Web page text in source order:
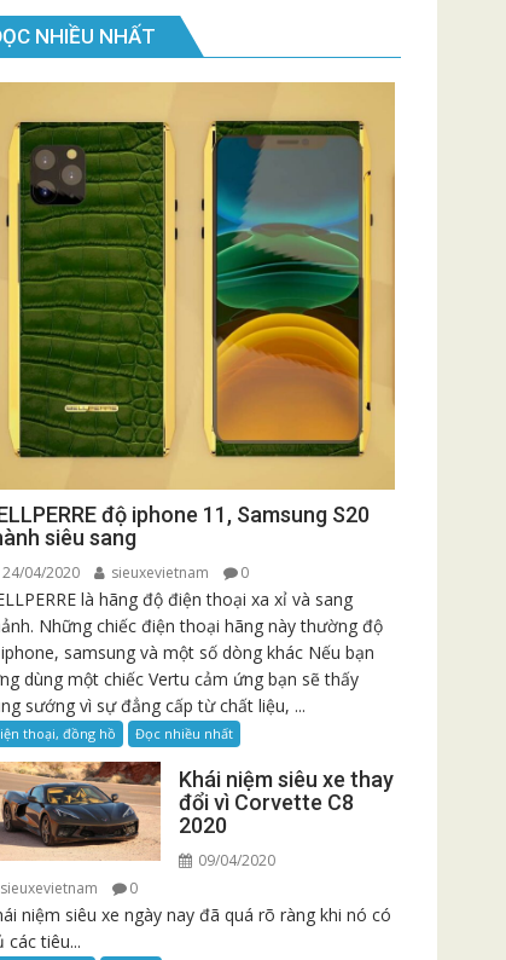
NHIỀU NHẤT
độ iphone 11, Samsung S20
siêu sang
24/04/2020 sieuxevietnam 0
là hãng độ điện thoại xa xỉ và sang
Những chiếc điện thoại hãng này thường độ
samsung và một số dòng khác Nếu bạn
dùng một chiếc Vertu cảm ứng bạn sẽ thấy
sướng vì sự đẳng cấp từ chất liệu, ...
thoại, đồng hồ Đọc nhiều nhất
Khái niệm siêu xe thay
đổi vì Corvette C8
2020
09/04/2020
sieuxevietnam
0
niệm siêu xe ngày nay đã quá rõ ràng khi nó có
các tiêu...